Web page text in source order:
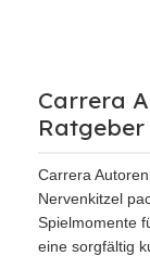
Carrera
Carrera
Nervenkitzel
Spielmomente
eine sorgfältig